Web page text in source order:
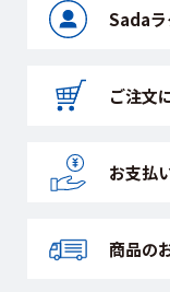
Sadaラ
ご注文
お支払
商品の